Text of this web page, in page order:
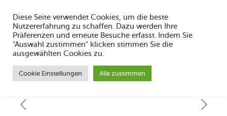
Grillhähnchen Take-away Dorsten Finke
Diese Seite verwendet Cookies, um die beste
Nutzererfahrung zu schaffen. Dazu werden Ihre
Präferenzen und erneute Besuche erfasst. Indem Sie
"Auswahl zustimmen" klicken stimmen Sie die
ausgewählten Cookies zu.
Cookie Einstellungen Alle zustimmen